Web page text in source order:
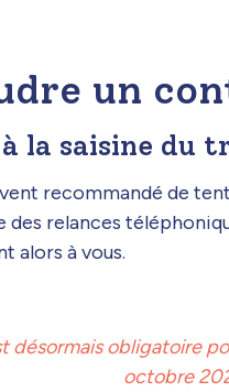
un
la saisine du
recommandé de
des relances
alors à vous.
désormais obligatoire
octobre